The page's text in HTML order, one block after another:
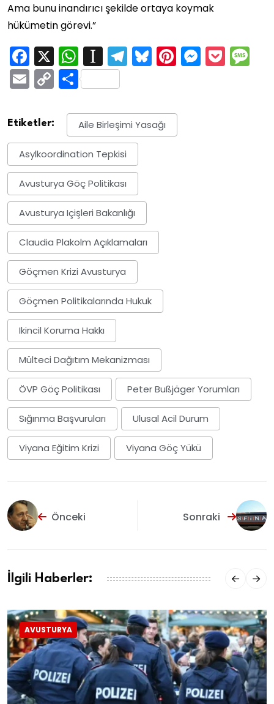
Ama bunu inandırıcı şekilde ortaya koymak
hükümetin görevi.”
Facebook
X WhatsApp
Instapaper
Telegram
Bluesky
Pinterest
EmailCopy
Link
Share
Etiketler: Aile Birleşimi Yasağı
Asylkoordination Tepkisi
Avusturya Göç Politikası
Avusturya Içişleri Bakanlığı
Claudia Plakolm Açıklamaları
Göçmen Krizi Avusturya
Göçmen Politikalarında Hukuk
Ikincil Koruma Hakkı
Mülteci Dağıtım Mekanizması
ÖVP Göç Politikası Peter Bußjäger Yorumları
Sığınma Başvuruları Ulusal Acil Durum
Viyana Eğitim Krizi Viyana Göç Yükü
Önceki Sonraki
İlgili Haberler:
AVUSTURYA